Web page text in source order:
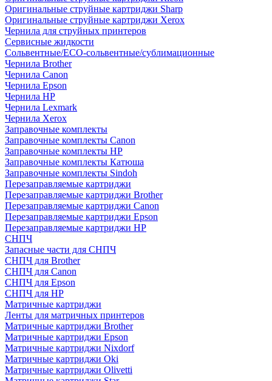
Оригинальные струйные картриджи Sharp
Оригинальные струйные картриджи Xerox
Чернила для струйных принтеров
Сервисные жидкости
Сольвентные/ECO-сольвентные/сублимационные
Чернила Brother
Чернила Canon
Чернила Epson
Чернила HP
Чернила Lexmark
Чернила Xerox
Заправочные комплекты
Заправочные комплекты Canon
Заправочные комплекты HP
Заправочные комплекты Катюша
Заправочные комплекты Sindoh
Перезаправляемые картриджи
Перезаправляемые картриджи Brother
Перезаправляемые картриджи Canon
Перезаправляемые картриджи Epson
Перезаправляемые картриджи HP
СНПЧ
Запасные части для СНПЧ
СНПЧ для Brother
СНПЧ для Canon
СНПЧ для Epson
СНПЧ для HP
Матричные картриджи
Ленты для матричных принтеров
Матричные картриджи Brother
Матричные картриджи Epson
Матричные картриджи Nixdorf
Матричные картриджи Oki
Матричные картриджи Olivetti